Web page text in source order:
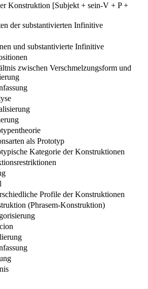
Konstruktion [Subjekt + sein-V + P +
der substantivierten Infinitive
und substantivierte Infinitive
zwischen Verschmelzungsform und
als Prototyp
Kategorie der Konstruktionen
Profile der Konstruktionen
(Phrasem-Konstruktion)